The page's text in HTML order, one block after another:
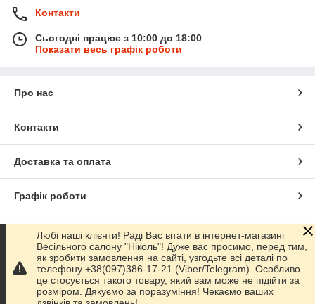
Контакти
Сьогодні працює з 10:00 до 18:00
Показати весь графік роботи
Про нас
Контакти
Доставка та оплата
Графік роботи
Повна версія сайту
Сайт створено на маркетплейсіProm.ua
Політика конфіденційності
Любі наші клієнти! Раді Вас вітати в інтернет-магазині
Весільного салону "Ніколь"! Дуже вас просимо, перед тим,
як зробити замовлення на сайті, узгодьте всі деталі по
телефону +38(097)386-17-21 (Viber/Telegram). Особливо
це стосується такого товару, який вам може не підійти за
розміром. Дякуємо за поразуміння! Чекаємо ваших